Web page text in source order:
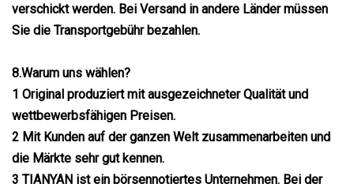
verschickt werden. Bei Versand in andere Länder müssen
Sie die Transportgebühr bezahlen.
8.Warum uns wählen?
1 Original produziert mit ausgezeichneter Qualität und
wettbewerbsfähigen Preisen.
2 Mit Kunden auf der ganzen Welt zusammenarbeiten und
die Märkte sehr gut kennen.
3 TIANYAN ist ein börsennotiertes Unternehmen. Bei der